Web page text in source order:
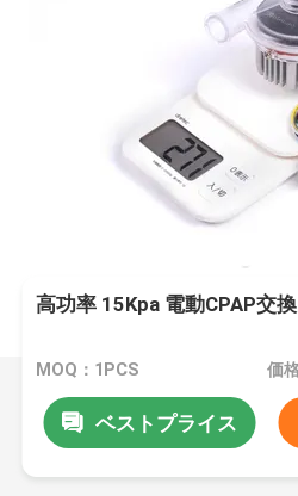
高功率 15Kpa 電動CPAP交
MOQ：1PCS 価
ベストプライス